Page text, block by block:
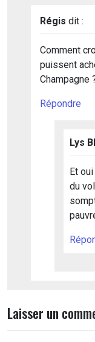
Régis dit :
Comment
puissent
Champagne
Répondre
Lys
Et
du
Laisser un